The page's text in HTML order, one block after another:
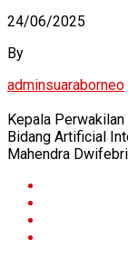
24/06/2025
By
adminsuaraborneo
Kepala
Bidang Artificial
Mahendra